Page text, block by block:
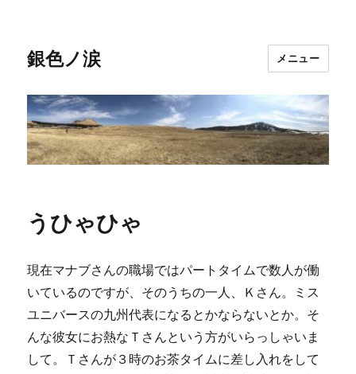
銀色ノ涙 メニュー
うひゃひゃ
現在マナブさんの職場ではパートタイムで数人が働
いているのですが、そのうちの一人、Ｋさん。ミス
ユニバースの九州代表になるとかならないとか。そ
んな彼女にお熱なＴさんという方がいらっしゃいま
して。Ｔさんが３時のお茶タイムに差し入れをして